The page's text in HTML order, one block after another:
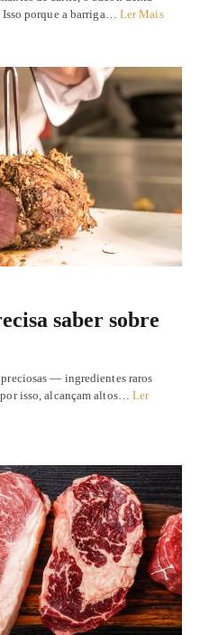
porque a barriga… Ler Mais
saber sobre
— ingredientes raros
isso, alcançam altos… Ler